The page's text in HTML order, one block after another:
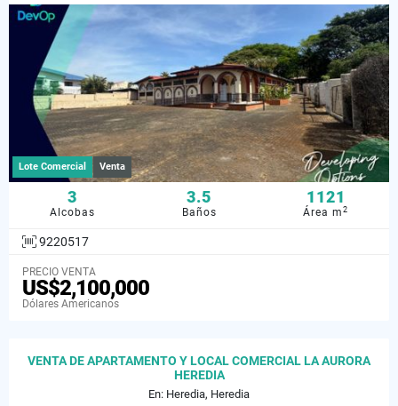
Lote Comercial Venta
3
Alcobas
3.5
Baños
1121
Área m2
9220517
PRECIO VENTA
US$2,100,000
Dólares Americanos
VENTA DE APARTAMENTO Y LOCAL COMERCIAL LA AURORA
HEREDIA
En: Heredia, Heredia